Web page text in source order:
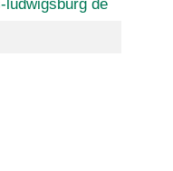
ludwigsburg de